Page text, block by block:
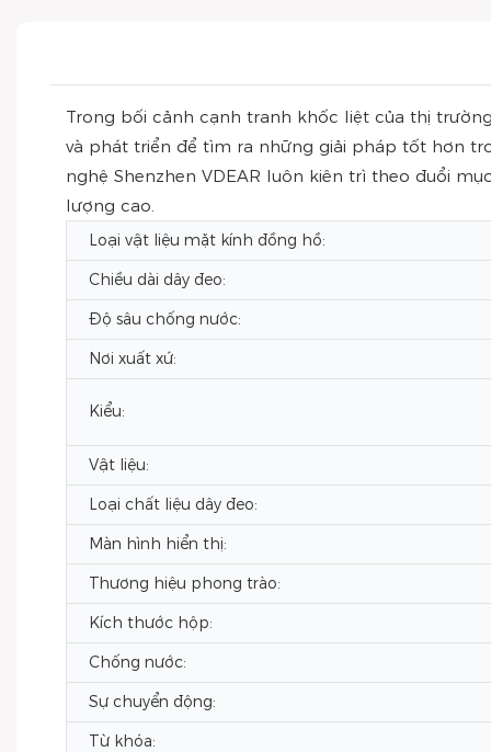
Trong bối cảnh cạnh tranh khốc liệt của thị
và phát triển để tìm ra những giải pháp tốt hơn
nghệ Shenzhen VDEAR luôn kiên trì theo đuổi
lượng cao.
Loại vật liệu mặt kính đồng hồ:
Chiều dài dây đeo:
Độ sâu chống nước:
Nơi xuất xứ:
Kiểu:
Vật liệu:
Loại chất liệu dây đeo:
Màn hình hiển thị:
Thương hiệu phong trào:
Kích thước hộp:
Chống nước:
Sự chuyển động:
Từ khóa: